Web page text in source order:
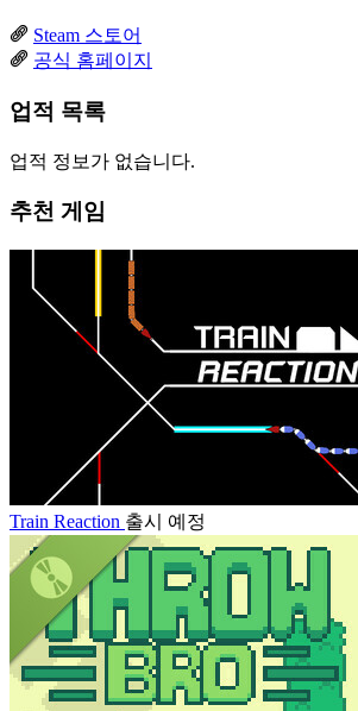
Steam 스토어
공식 홈페이지
업적 목록
업적 정보가 없습니다.
추천 게임
Train Reaction 출시 예정